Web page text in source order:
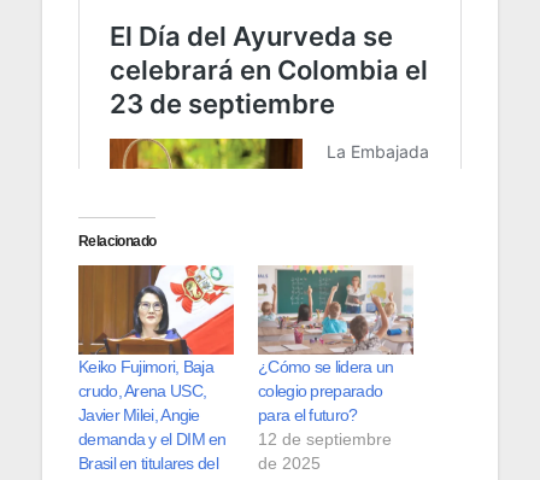
Relacionado
Keiko Fujimori, Baja
crudo, Arena USC,
Javier Milei, Angie
demanda y el DIM en
Brasil en titulares del
¿Cómo se lidera un
colegio preparado
para el futuro?
12 de septiembre
de 2025